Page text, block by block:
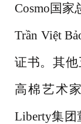
Cosmo国家
Trần Việt
证书。其他
高棉艺术
Liberty集团